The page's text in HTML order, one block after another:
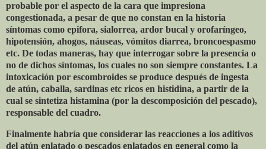
probable por el aspecto de la cara que impresiona
congestionada, a pesar de que no constan en la historia
síntomas como epifora, sialorrea, ardor bucal y orofaríngeo,
hipotensión, ahogos, náuseas, vómitos diarrea, broncoespasmo
etc. De todas maneras, hay que interrogar sobre la presencia o
no de dichos síntomas, los cuales no son siempre constantes. La
intoxicación por escombroides se produce después de ingesta
de atún, caballa, sardinas etc ricos en histidina, a partir de la
cual se sintetiza histamina (por la descomposición del pescado),
responsable del cuadro.
Finalmente habría que considerar las reacciones a los aditivos
del atún enlatado o pescados enlatados en general como la